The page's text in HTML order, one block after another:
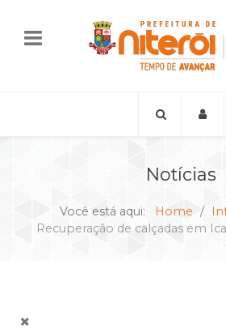
Notícias
Você está aqui: Home
Recuperação de calçadas em